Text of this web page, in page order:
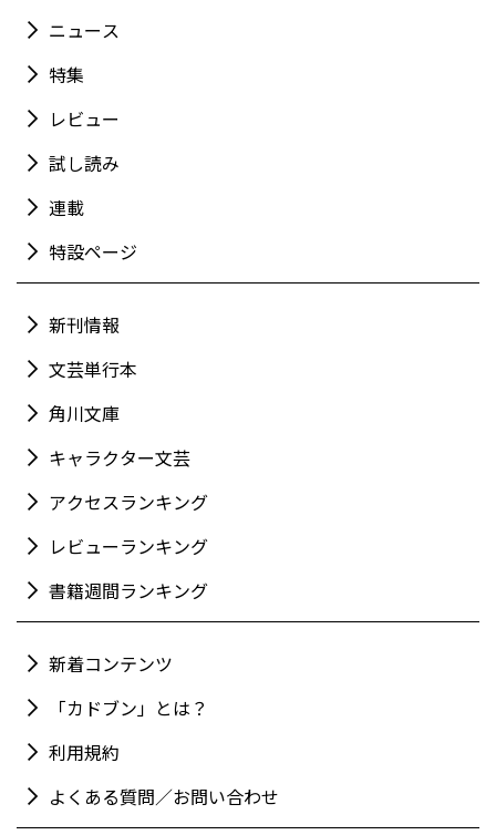
ニュース
特集
レビュー
試し読み
連載
特設ページ
新刊情報
文芸単行本
角川文庫
キャラクター文芸
アクセスランキング
レビューランキング
書籍週間ランキング
新着コンテンツ
「カドブン」とは？
利用規約
よくある質問／お問い合わせ